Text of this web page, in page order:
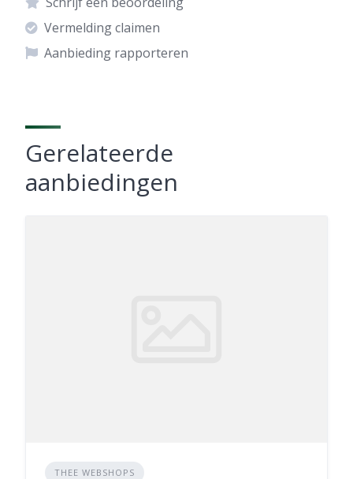
Vermelding claimen
Aanbieding rapporteren
Gerelateerde
aanbiedingen
THEE WEBSHOPS